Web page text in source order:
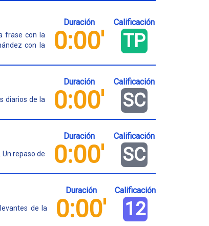
frase con la
con la
Duración
0:00'
Calificación
TP
diarios de la
Duración
0:00'
Calificación
SC
repaso de
Duración
0:00'
Calificación
SC
de la
Duración
0:00'
Calificación
12